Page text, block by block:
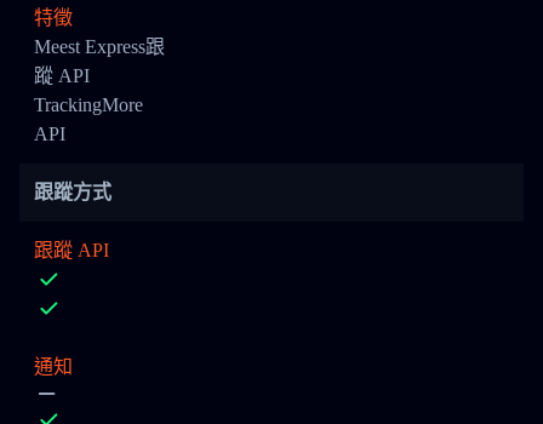
特徵
Meest Express跟
蹤 API
TrackingMore
API
跟蹤方式
跟蹤 API
通知